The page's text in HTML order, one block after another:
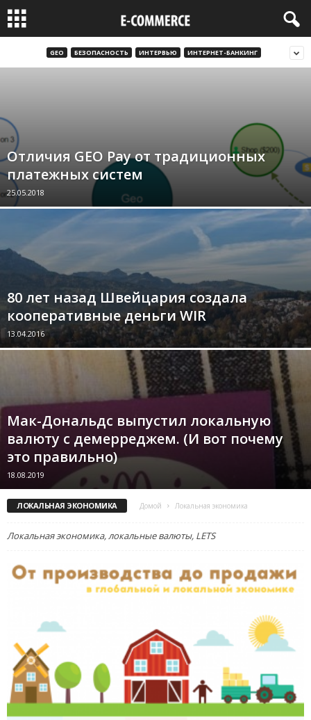
GEO БЕЗОПАСНОСТЬ ИНТЕРВЬЮ ИНТЕРНЕТ-БАНКИНГ
Отличия GEO Pay от традиционных
платежных систем
25.05.2018
80 лет назад Швейцария создала
кооперативные деньги WIR
13.04.2016
Мак-Дональдс выпустил локальную
валюту с демерреджем. (И вот почему
это правильно)
18.08.2019
ЛОКАЛЬНАЯ ЭКОНОМИКА Домой Локальная экономика
Локальная экономика, локальные валюты, LETS